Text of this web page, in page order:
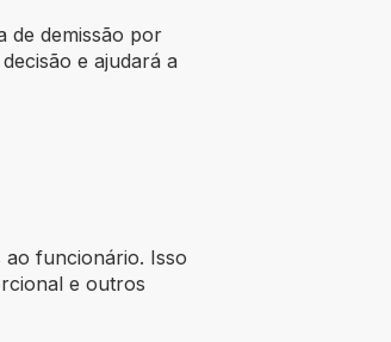
de demissão por
e ajudará a
ao funcionário. Isso
e outros